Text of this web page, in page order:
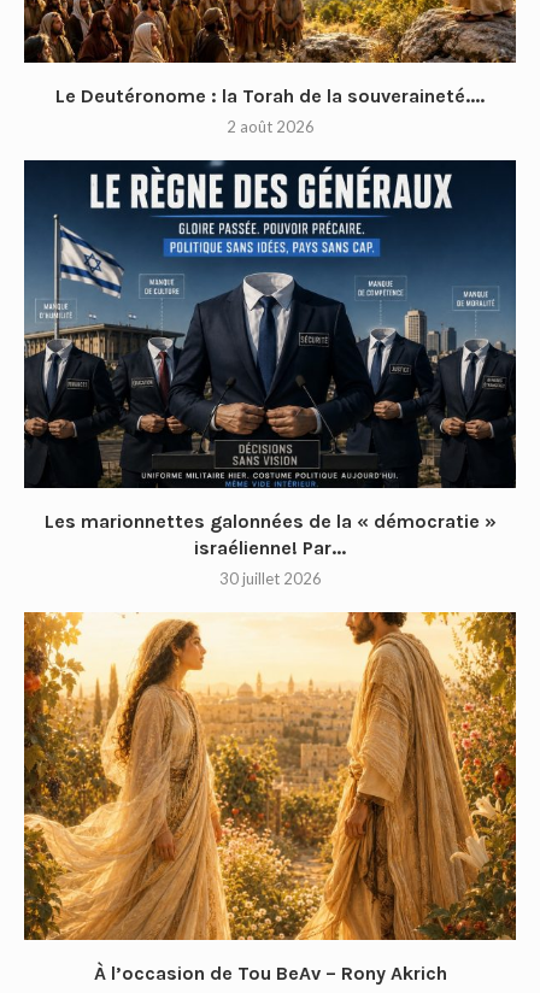
Le Deutéronome : la Torah de la souveraineté....
2 août 2026
Les marionnettes galonnées de la « démocratie »
israélienne! Par...
30 juillet 2026
À l’occasion de Tou BeAv – Rony Akrich